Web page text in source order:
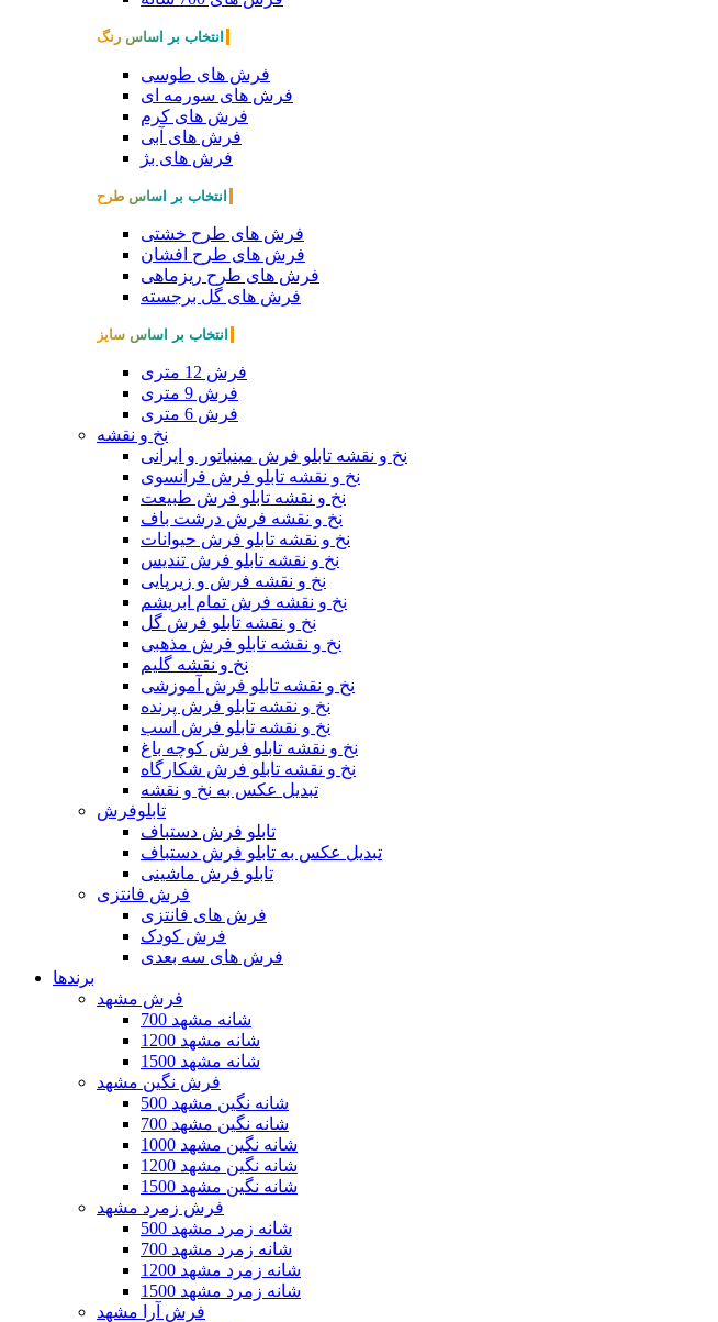
انتخاب بر اساس رنگ
فرش های طوسی
فرش های سورمه ای
فرش های کرم
فرش های آبی
فرش های بژ
انتخاب بر اساس طرح
فرش های طرح خشتی
فرش های طرح افشان
فرش های طرح ریزماهی
فرش های گل برجسته
انتخاب بر اساس سایز
فرش 12 متری
فرش 9 متری
فرش 6 متری
نخ و نقشه
نخ و نقشه تابلو فرش مینیاتور و ایرانی
نخ و نقشه تابلو فرش فرانسوی
نخ و نقشه تابلو فرش طبیعت
نخ و نقشه فرش درشت باف
نخ و نقشه تابلو فرش حیوانات
نخ و نقشه تابلو فرش تندیس
نخ و نقشه فرش و زیرپایی
نخ و نقشه فرش تمام ابریشم
نخ و نقشه تابلو فرش گل
نخ و نقشه تابلو فرش مذهبی
نخ و نقشه گلیم
نخ و نقشه تابلو فرش آموزشی
نخ و نقشه تابلو فرش پرنده
نخ و نقشه تابلو فرش اسب
نخ و نقشه تابلو فرش کوچه باغ
نخ و نقشه تابلو فرش شکارگاه
تبدیل عکس به نخ و نقشه
تابلوفرش
تابلو فرش دستباف
تبدیل عکس به تابلو فرش دستباف
تابلو فرش ماشینی
فرش فانتزی
فرش های فانتزی
فرش کودک
فرش های سه بعدی
برندها
فرش مشهد
700 شانه مشهد
1200 شانه مشهد
1500 شانه مشهد
فرش نگین مشهد
500 شانه نگین مشهد
700 شانه نگین مشهد
1000 شانه نگین مشهد
1200 شانه نگین مشهد
1500 شانه نگین مشهد
فرش زمرد مشهد
500 شانه زمرد مشهد
700 شانه زمرد مشهد
1200 شانه زمرد مشهد
1500 شانه زمرد مشهد
فرش آرا مشهد